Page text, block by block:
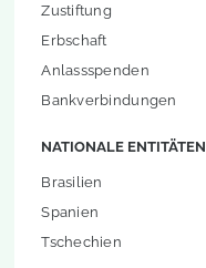
Zustiftung
Erbschaft
Anlassspenden
Bankverbindungen
NATIONALE ENTITÄTEN
Brasilien
Spanien
Tschechien